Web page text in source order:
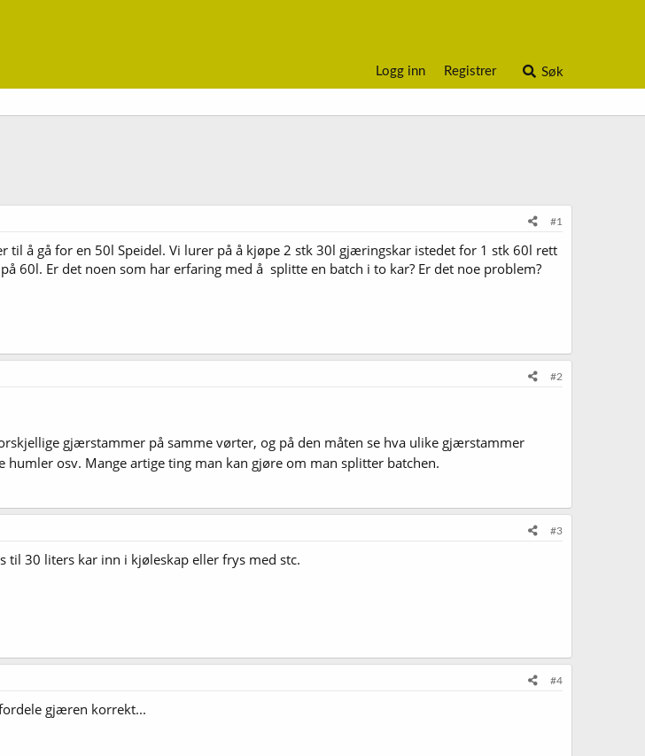
Logg inn Registrer Søk
#1
til å gå for en 50l Speidel. Vi lurer på å kjøpe 2 stk 30l gjæringskar istedet for 1 stk 60l rett
60l. Er det noen som har erfaring med å splitte en batch i to kar? Er det noe problem?
#2
gjærstammer på samme vørter, og på den måten se hva ulike gjærstammer
osv. Mange artige ting man kan gjøre om man splitter batchen.
#3
til 30 liters kar inn i kjøleskap eller frys med stc.
#4
gjæren korrekt...